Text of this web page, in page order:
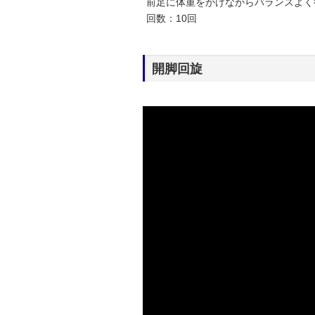
前足に体重をかけながらバランスよ
回数：10回
開脚回旋